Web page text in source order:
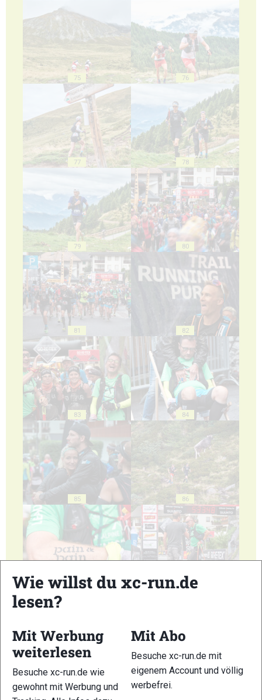
75 76
77 78
79 80
81 82
83 84
85 86
87 88
90
Wie willst du xc-run.de
lesen?
Mit Werbung
weiterlesen
Besuche xc-run.de wie
gewohnt mit Werbung und
Mit Abo
Besuche xc-run.de mit
eigenem Account und völlig
werbefrei.